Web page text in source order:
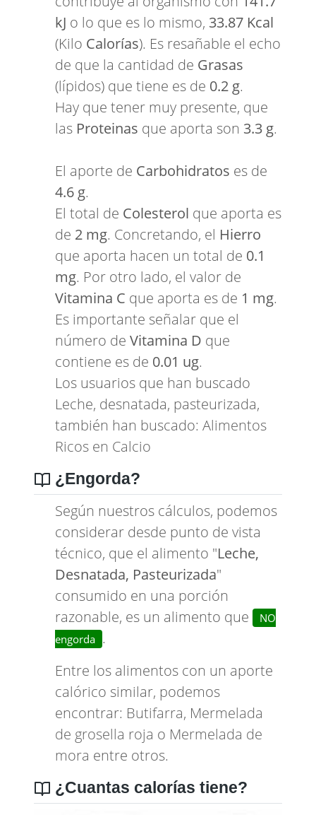
kJ o lo que es lo mismo, 33.87 Kcal
(Kilo Calorías). Es resañable el echo
de que la cantidad de Grasas
(lípidos) que tiene es de 0.2 g.
Hay que tener muy presente, que
las Proteinas que aporta son 3.3 g.
El aporte de Carbohidratos es de
4.6 g.
El total de Colesterol que aporta es
de 2 mg. Concretando, el Hierro
que aporta hacen un total de 0.1
mg. Por otro lado, el valor de
Vitamina C que aporta es de 1 mg.
Es importante señalar que el
número de Vitamina D que
contiene es de 0.01 ug.
Los usuarios que han buscado
Leche, desnatada, pasteurizada,
también han buscado: Alimentos
Ricos en Calcio
¿Engorda?
Según nuestros cálculos, podemos
considerar desde punto de vista
técnico, que el alimento "Leche,
Desnatada, Pasteurizada"
consumido en una porción
razonable, es un alimento que
NO
engorda .
Entre los alimentos con un aporte
calórico similar, podemos
encontrar: Butifarra, Mermelada
de grosella roja o Mermelada de
mora entre otros.
¿Cuantas calorías tiene?